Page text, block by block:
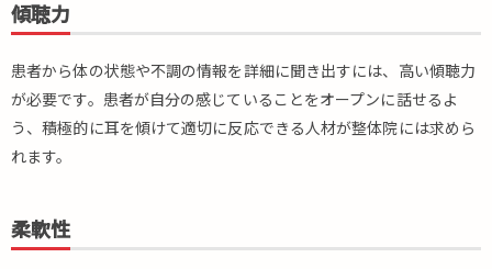
な
人
を
見
極
め
イ
ン
傾聴力
患者から体の状態や不調の情報を詳細に聞き出すには、高い傾聴力
が必要です。患者が自分の感じていることをオープンに話せるよ
う、積極的に耳を傾けて適切に反応できる人材が整体院には求めら
れます。
柔軟性